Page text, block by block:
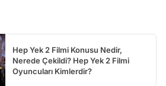
Hep Yek 2 Filmi Konusu Nedir,
Nerede Çekildi? Hep Yek 2 Filmi
Oyuncuları Kimlerdir?